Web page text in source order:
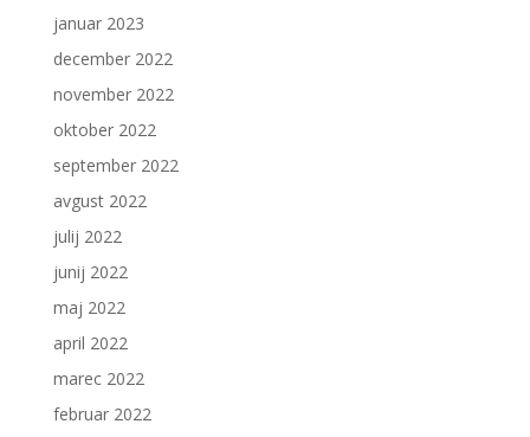
januar 2023
december 2022
november 2022
oktober 2022
september 2022
avgust 2022
julij 2022
junij 2022
maj 2022
april 2022
marec 2022
februar 2022